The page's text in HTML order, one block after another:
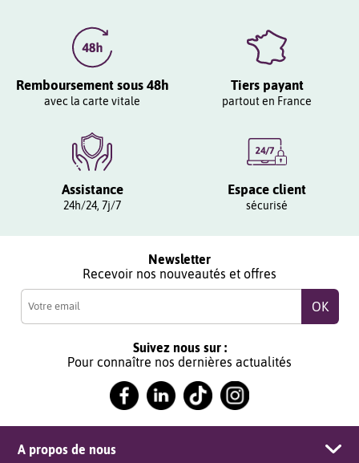
Remboursement sous 48h
avec la carte vitale
Tiers payant
partout en France
Assistance
24h/24, 7j/7
Espace client
sécurisé
Newsletter
Recevoir nos nouveautés et offres
Suivez nous sur :
Pour connaître nos dernières actualités
A propos de nous